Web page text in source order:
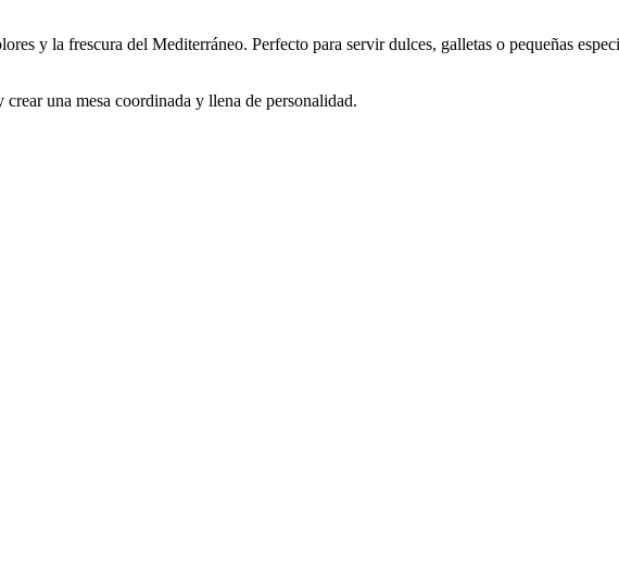
y la frescura del Mediterráneo. Perfecto para servir dulces, galletas o pequeñas
una mesa coordinada y llena de personalidad.